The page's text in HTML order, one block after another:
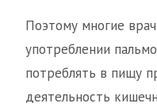
Поэтому многие
употреблении
потреблять в пищу
деятельность